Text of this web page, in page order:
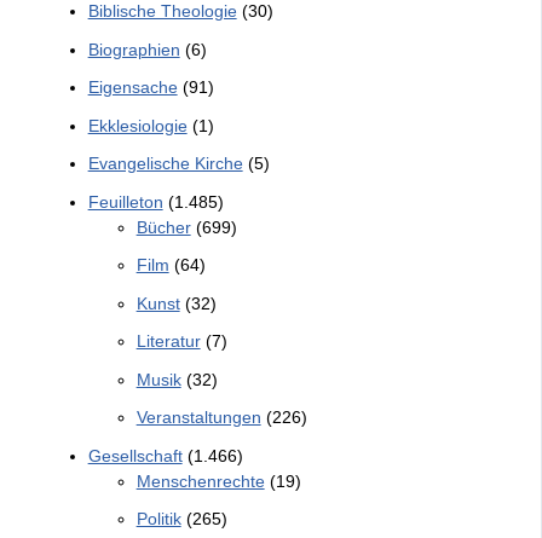
Biblische Theologie(30)
Biographien (6)
Eigensache(91)
Ekklesiologie(1)
Evangelische Kirche(5)
Feuilleton (1.485)
Bücher(699)
Film (64)
Kunst(32)
Literatur(7)
Musik(32)
Veranstaltungen (226)
Gesellschaft(1.466)
Menschenrechte(19)
Politik(265)